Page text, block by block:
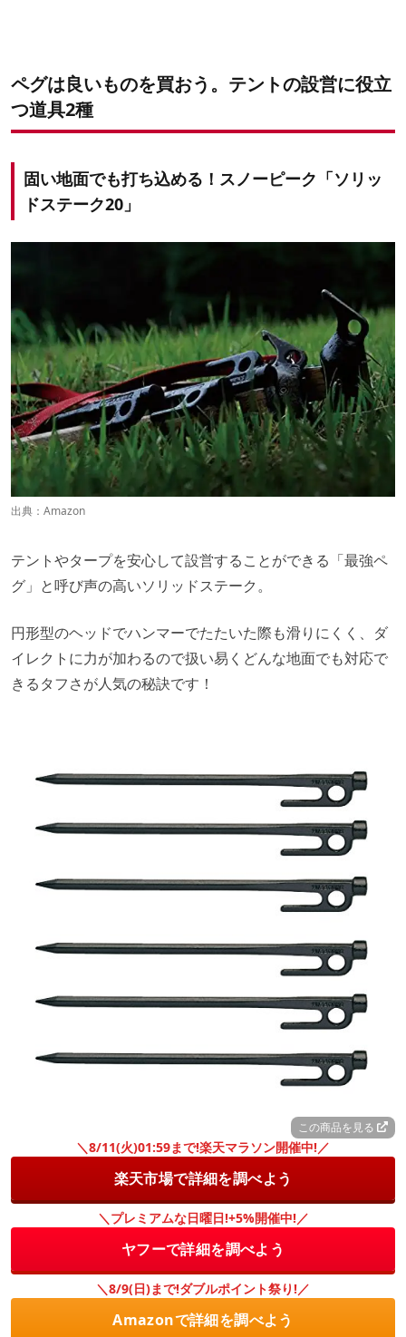
ペグは良いものを買おう。テントの設営に役立
つ道具2種
固い地面でも打ち込める！スノーピーク「ソリッ
ドステーク20」
出典： Amazon
テントやタープを安心して設営することができる「最強ペ
グ」と呼び声の高いソリッドステーク。
円形型のヘッドでハンマーでたたいた際も滑りにくく、ダ
イレクトに力が加わるので扱い易くどんな地面でも対応で
きるタフさが人気の秘訣です！
この商品を見る
＼8/11(火)01:59まで!楽天マラソン開催中!／
楽天市場で詳細を調べよう
＼プレミアムな日曜日!+5%開催中!／
ヤフーで詳細を調べよう
＼8/9(日)まで!ダブルポイント祭り!／
Amazonで詳細を調べよう